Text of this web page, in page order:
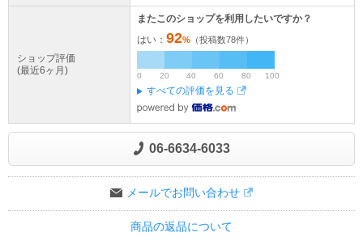
ショップ評価
(最近6ヶ月)
またこのショップを利用したいですか？
はい： 92% （投稿数78件）
0 20 40 60 80 100
すべての評価を見る
06-6634-6033
メールでお問い合わせ
商品の返品について